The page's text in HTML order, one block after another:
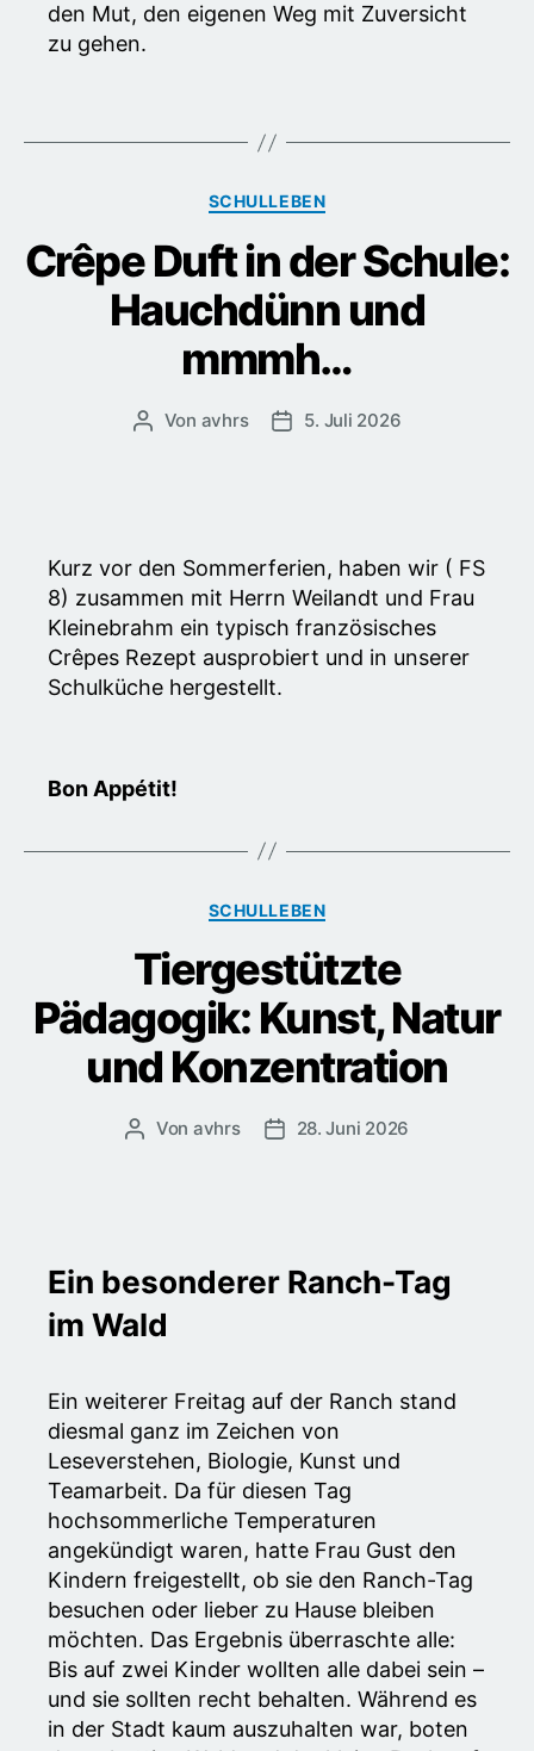
den Mut, den eigenen Weg mit Zuversicht
zu gehen.
Kategorien
SCHULLEBEN
Crêpe Duft in der Schule:
Hauchdünn und
mmmh…
Beitragsautor
Von avhrs Veröffentlichungsdatum
5. Juli 2026
Kurz vor den Sommerferien, haben wir ( FS
8) zusammen mit Herrn Weilandt und Frau
Kleinebrahm ein typisch französisches
Crêpes Rezept ausprobiert und in unserer
Schulküche hergestellt.
Bon Appétit!
Kategorien
SCHULLEBEN
Tiergestützte
Pädagogik: Kunst, Natur
und Konzentration
Beitragsautor
Von avhrs Veröffentlichungsdatum
28. Juni 2026
Ein besonderer Ranch-Tag
im Wald
Ein weiterer Freitag auf der Ranch stand
diesmal ganz im Zeichen von
Leseverstehen, Biologie, Kunst und
Teamarbeit. Da für diesen Tag
hochsommerliche Temperaturen
angekündigt waren, hatte Frau Gust den
Kindern freigestellt, ob sie den Ranch-Tag
besuchen oder lieber zu Hause bleiben
möchten. Das Ergebnis überraschte alle:
Bis auf zwei Kinder wollten alle dabei sein –
und sie sollten recht behalten. Während es
in der Stadt kaum auszuhalten war, boten